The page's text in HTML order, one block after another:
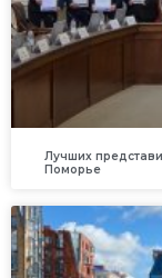
Лучших
Поморье